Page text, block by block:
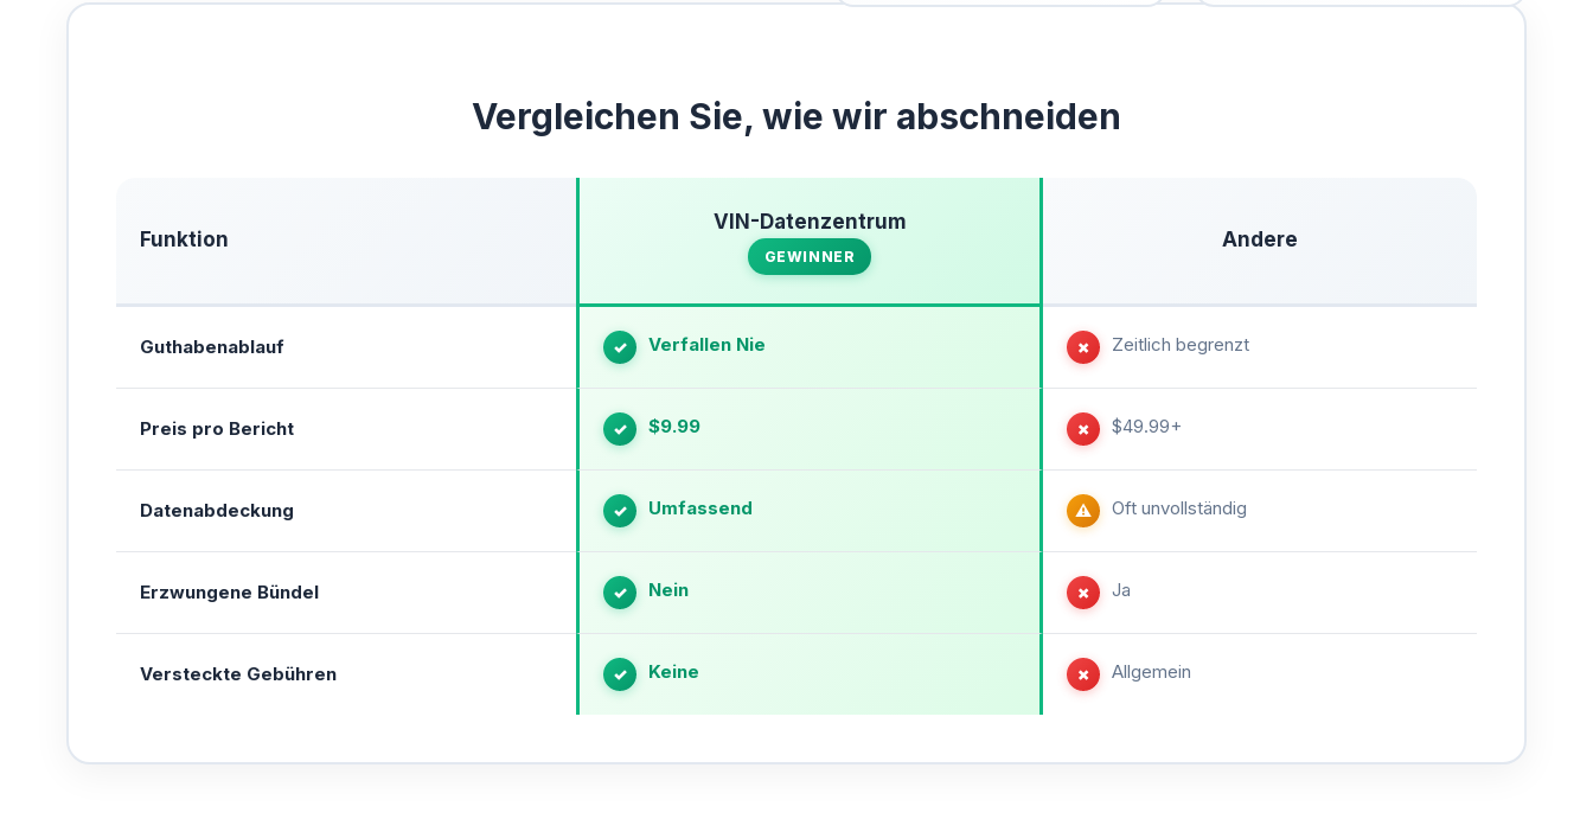
Vergleichen Sie, wie wir abschneiden
Funktion
VIN-Datenzentrum
GEWINNER
Andere
Guthabenablauf ✓ Verfallen Nie ✗ Zeitlich begrenzt
Preis pro Bericht ✓ $9.99 ✗ $49.99+
Datenabdeckung ✓ Umfassend ⚠ Oft unvollständig
Erzwungene Bündel ✓ Nein ✗ Ja
Versteckte Gebühren ✓ Keine ✗ Allgemein